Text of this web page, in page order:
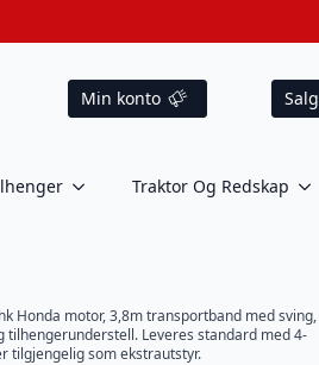
Min konto Salg
Traktor Og Redskap
Honda motor, 3,8m transportband med sving,
Leveres standard med 4-
tilgjengelig som ekstrautstyr.